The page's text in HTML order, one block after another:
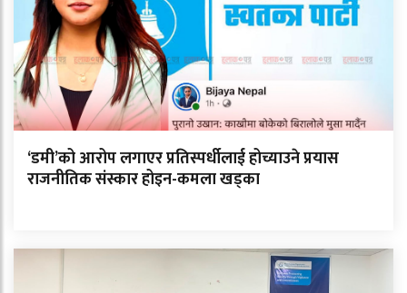
‘डमी’को आरोप लगाएर प्रतिस्पर्धीलाई होच्याउने प्रयास
राजनीतिक संस्कार होइन-कमला खड्का